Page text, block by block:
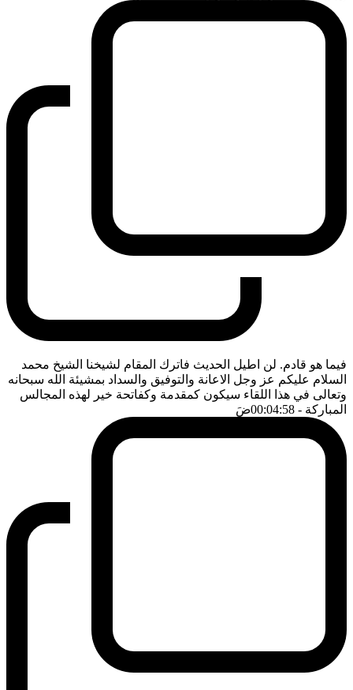
فيما هو قادم. لن اطيل الحديث فاترك المقام لشيخنا الشيخ محمد
السلام عليكم عز وجل الاعانة والتوفيق والسداد بمشيئة الله سبحانه
وتعالى في هذا اللقاء سيكون كمقدمة وكفاتحة خير لهذه المجالس
المباركة - 00:04:58 ضَ